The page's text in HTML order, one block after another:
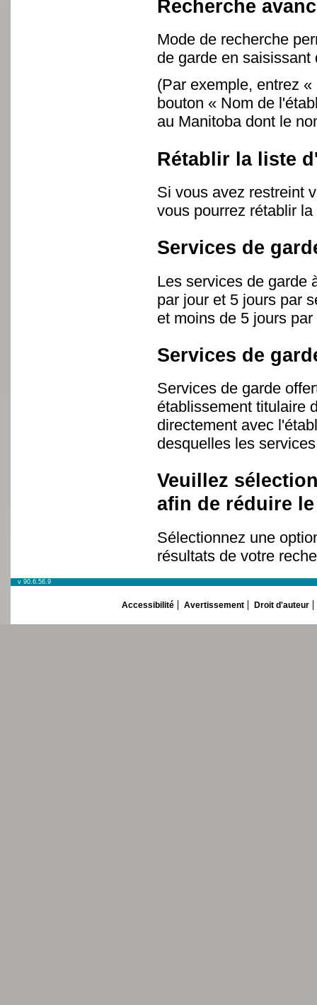
Recherche
Mode de recherche
de garde en
(Par exemple, entrez
bouton « Nom de
au Manitoba dont le
Rétablir la liste
Si vous avez restreint
vous pourrez rétablir
Services de
Les services de garde
par jour et 5 jours par
et moins de 5 jours
Services de
Services de garde
établissement titulaire
directement avec
desquelles les
Veuillez
afin de réduire
Sélectionnez une
résultats de votre
v 90.6.56.9
Accessibilité Avertissement Droit d'auteur